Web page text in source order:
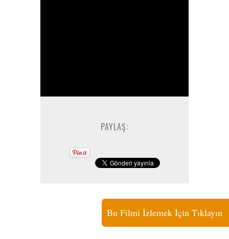
PAYLAŞ:
Bu Filmi İzlemek İçin Tıklayın